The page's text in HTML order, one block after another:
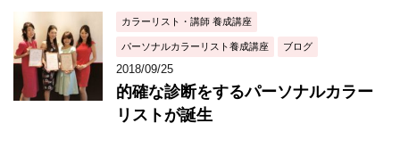
カラーリスト・講師 養成講座
パーソナルカラーリスト養成講座 ブログ
2018/09/25
的確な診断をするパーソナルカラー
リストが誕生